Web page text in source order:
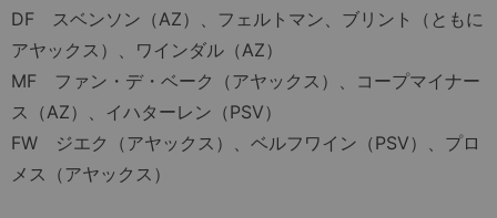
DF スベンソン（AZ）、フェルトマン、ブリント（ともに
アヤックス）、ワインダル（AZ）
MF ファン・デ・ベーク（アヤックス）、コープマイナー
ス（AZ）、イハターレン（PSV）
FW ジエク（アヤックス）、ベルフワイン（PSV）、プロ
メス（アヤックス）